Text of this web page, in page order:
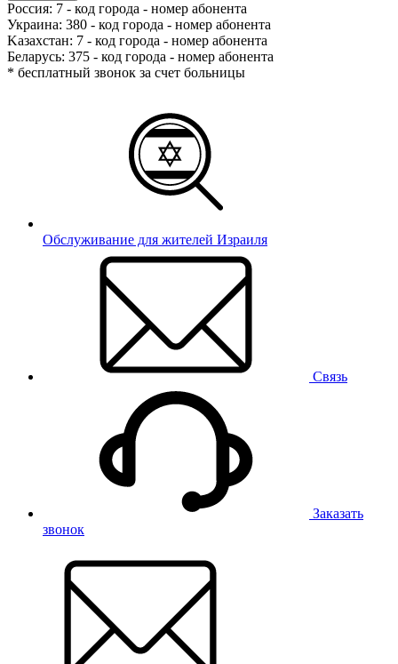
Россия: 7 - код города - номер абонента
Украина: 380 - код города - номер абонента
Kазахстан: 7 - код города - номер абонента
Беларусь: 375 - код города - номер абонента
* бесплатный звонок за счет больницы
Обслуживание для жителей Израиля
Связь
Заказать
звонок